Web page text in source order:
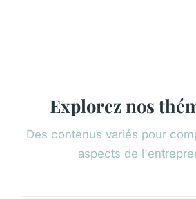
Explorez nos
Des contenus variés pour
aspects de